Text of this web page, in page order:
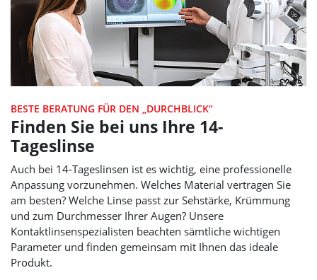
BESTE BERATUNG FÜR DEN „DURCHBLICK“
Finden Sie bei uns Ihre 14-
Tageslinse
Auch bei 14-Tageslinsen ist es wichtig, eine professionelle
Anpassung vorzunehmen. Welches Material vertragen Sie
am besten? Welche Linse passt zur Sehstärke, Krümmung
und zum Durchmesser Ihrer Augen? Unsere
Kontaktlinsenspezialisten beachten sämtliche wichtigen
Parameter und finden gemeinsam mit Ihnen das ideale
Produkt.